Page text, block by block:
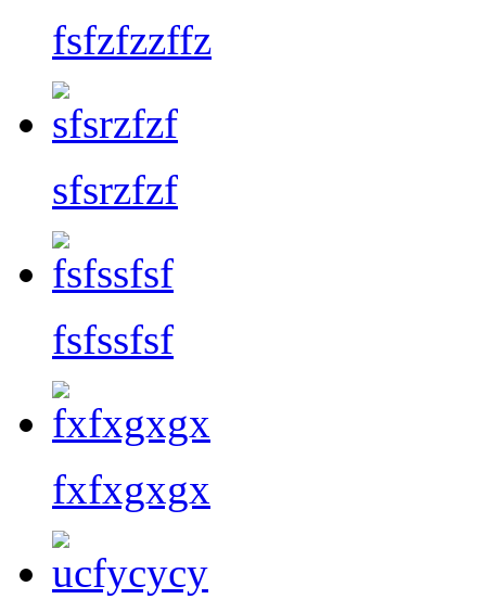
fsfzfzzffz
sfsrzfzf
fsfssfsf
fxfxgxgx